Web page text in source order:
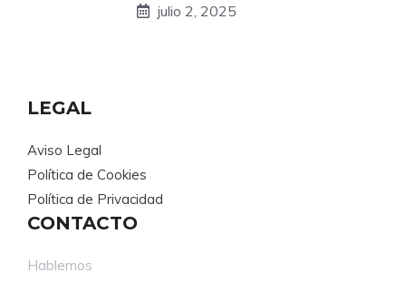
julio 2, 2025
LEGAL
Aviso Legal
Política de Cookies
Política de Privacidad
CONTACTO
Hablemos